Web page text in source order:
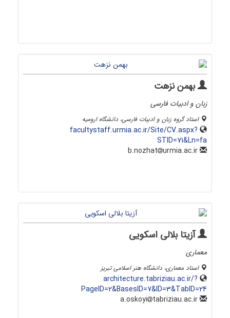
بهمن نزهت
زبان و ادبیات فارسی
استاد گروه زبان و ادبیات فارسی، دانشگاه ارومیه
facultystaff.urmia.ac.ir/Site/CV.aspx?
STID=71&Ln=fa
urmia.ac.ir
آزیتا بلالی اسکویی
معماری
استاد معماری، دانشگاه هنر اسلامی تبریز
architecture.tabriziau.ac.ir/?
PageID=2&BasesID=7&ID=3&TabID=24
tabriziau.ac.ir